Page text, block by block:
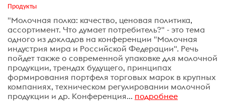
Продукты
"Молочная полка: качество, ценовая политика,
ассортимент. Что думает потребитель?" - это тема
одного из докладов на конференции "Молочная
индустрия мира и Российской Федерации". Речь
пойдет также о современной упаковке для молочной
продукции, трендах будущего, принципах
формирования портфеля торговых марок в крупных
компаниях, техническом регулировании молочной
продукции и др. Конференция... подробнее